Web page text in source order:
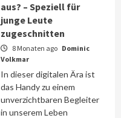
aus? – Speziell für
junge Leute
zugeschnitten
8 Monaten ago Dominic
Volkmar
In dieser digitalen Ära ist
das Handy zu einem
unverzichtbaren Begleiter
in unserem Leben